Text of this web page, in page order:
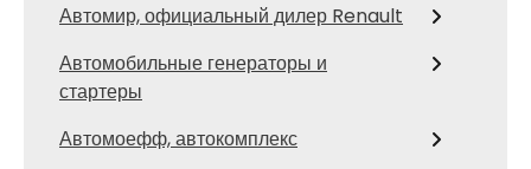
Автомир, официальный дилер Renault
Автомобильные генераторы и
стартеры
Автомоефф, автокомплекс